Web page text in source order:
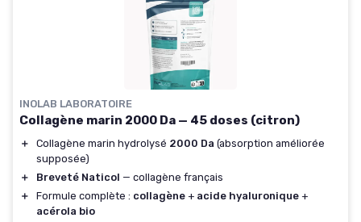
INOLAB LABORATOIRE
Collagène marin 2000 Da — 45 doses (citron)
＋ Collagène marin hydrolysé 2000 Da (absorption améliorée
supposée)
＋
Breveté Naticol — collagène français
＋
Formule complète : collagène + acide hyaluronique +
acérola bio